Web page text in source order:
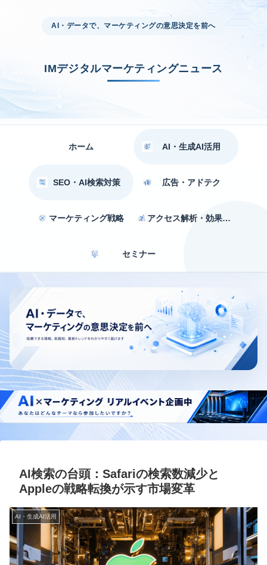
AI・データで、マーケティングの意思決定を前へ
IMデジタルマーケティングニュース
ホーム AI・生成AI活用
SEO・AI検索対策 広告・アドテク
マーケティング戦略 アクセス解析・効果測定
セミナー
AI検索の台頭：Safariの検索数減少と
Appleの戦略転換が示す市場変革
AI・生成AI活用